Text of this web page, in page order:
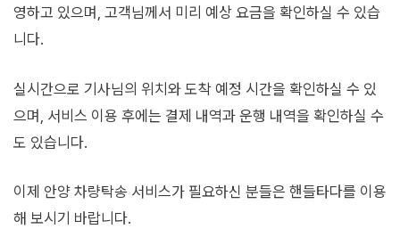
영하고 있으며, 고객님께서 미리 예상 요금을 확인하실 수 있습
니다.
실시간으로 기사님의 위치와 도착 예정 시간을 확인하실 수 있
으며, 서비스 이용 후에는 결제 내역과 운행 내역을 확인하실 수
도 있습니다.
이제 안양 차량탁송 서비스가 필요하신 분들은 핸들타다를 이용
해 보시기 바랍니다.